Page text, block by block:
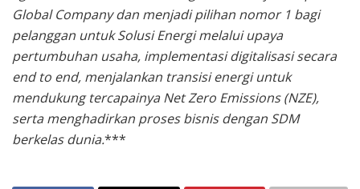
Global Company dan menjadi pilihan nomor 1 bagi
pelanggan untuk Solusi Energi melalui upaya
pertumbuhan usaha, implementasi digitalisasi secara
end to end, menjalankan transisi energi untuk
mendukung tercapainya Net Zero Emissions (NZE),
serta menghadirkan proses bisnis dengan SDM
berkelas dunia.***